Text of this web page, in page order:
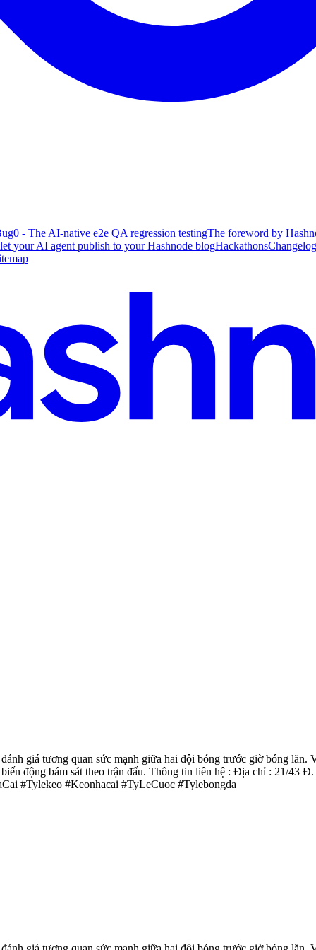
- The AI-native e2e QA regression testingThe foreword by
your AI agent publish to your Hashnode blogHackathonsChangelog
giá tương quan sức mạnh giữa hai đội bóng trước giờ bóng lăn.
động bám sát theo trận đấu. Thông tin liên hệ : Địa chỉ : 21/
#Tylekeo #Keonhacai #TyLeCuoc #Tylebongda